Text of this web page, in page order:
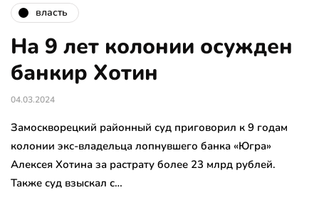
власть
На 9 лет колонии осужден
банкир Хотин
04.03.2024
Замоскворецкий районный суд приговорил к 9 годам
колонии экс-владельца лопнувшего банка «Югра»
Алексея Хотина за растрату более 23 млрд рублей.
Также суд взыскал с…